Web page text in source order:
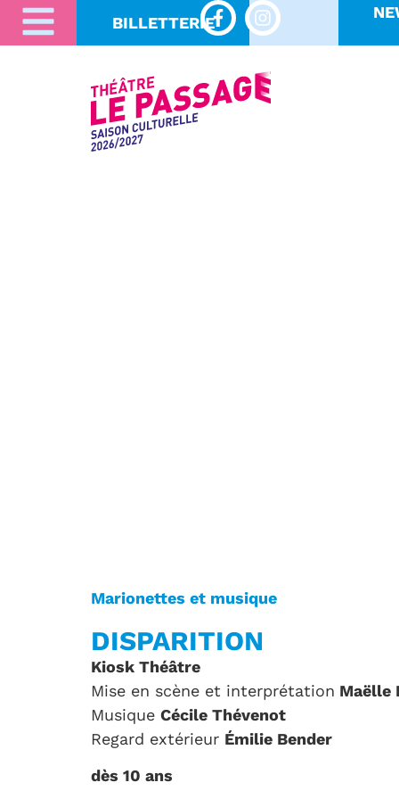
BILLETTERIE
Marionettes et musique
DISPARITION
Kiosk Théâtre
Mise en scène et interprétation Maëlle
Musique Cécile Thévenot
Regard extérieur Émilie Bender
dès 10 ans